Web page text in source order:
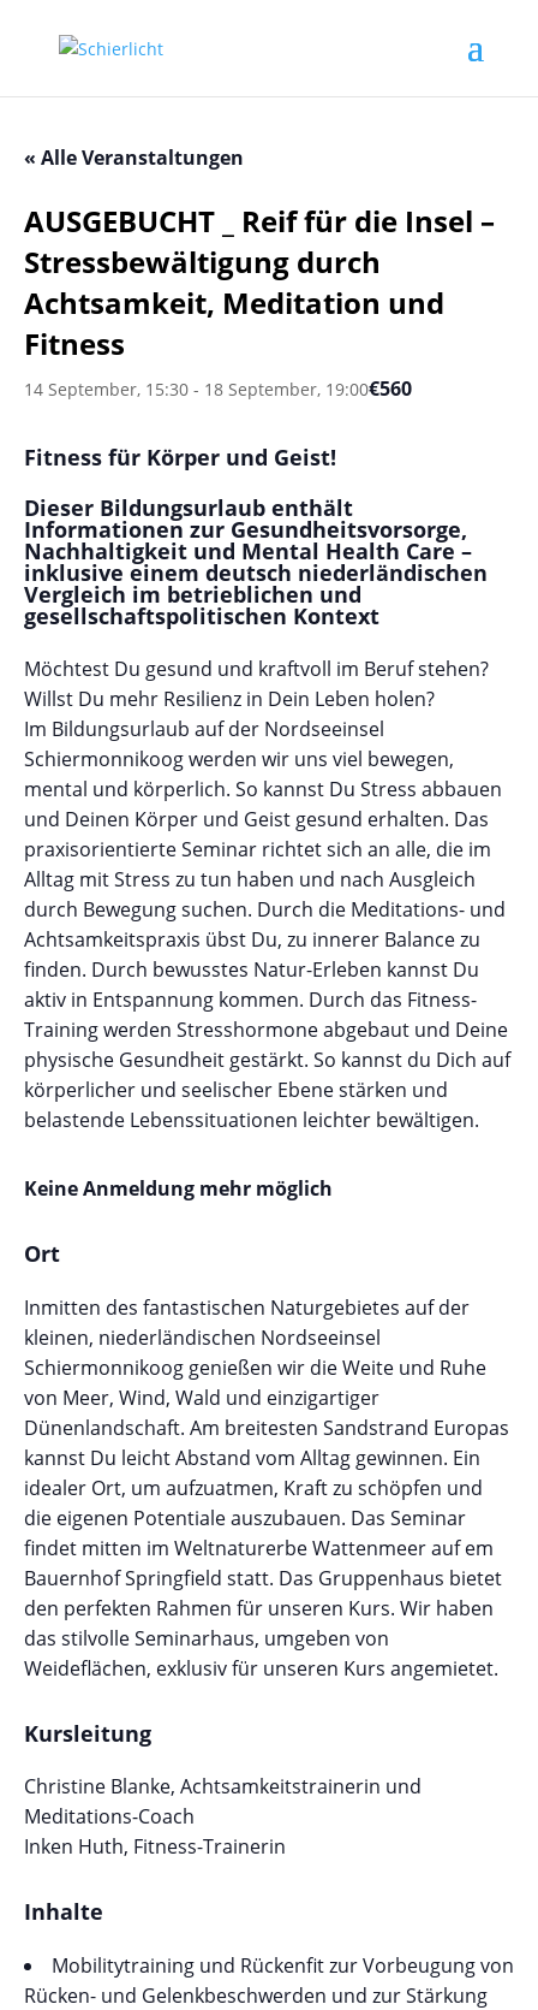
« Alle Veranstaltungen
AUSGEBUCHT _ Reif für die Insel –
Stressbewältigung durch
Achtsamkeit, Meditation und
Fitness
14 September, 15:30 - 18 September, 19:00€560
Fitness für Körper und Geist!
Dieser Bildungsurlaub enthält
Informationen zur Gesundheitsvorsorge,
Nachhaltigkeit und Mental Health Care –
inklusive einem deutsch niederländischen
Vergleich im betrieblichen und
gesellschaftspolitischen Kontext
Möchtest Du gesund und kraftvoll im Beruf stehen?
Willst Du mehr Resilienz in Dein Leben holen?
Im Bildungsurlaub auf der Nordseeinsel
Schiermonnikoog werden wir uns viel bewegen,
mental und körperlich. So kannst Du Stress abbauen
und Deinen Körper und Geist gesund erhalten. Das
praxisorientierte Seminar richtet sich an alle, die im
Alltag mit Stress zu tun haben und nach Ausgleich
durch Bewegung suchen. Durch die Meditations- und
Achtsamkeitspraxis übst Du, zu innerer Balance zu
finden. Durch bewusstes Natur-Erleben kannst Du
aktiv in Entspannung kommen. Durch das Fitness-
Training werden Stresshormone abgebaut und Deine
physische Gesundheit gestärkt. So kannst du Dich auf
körperlicher und seelischer Ebene stärken und
belastende Lebenssituationen leichter bewältigen.
Keine Anmeldung mehr möglich
Ort
Inmitten des fantastischen Naturgebietes auf der
kleinen, niederländischen Nordseeinsel
Schiermonnikoog genießen wir die Weite und Ruhe
von Meer, Wind, Wald und einzigartiger
Dünenlandschaft. Am breitesten Sandstrand Europas
kannst Du leicht Abstand vom Alltag gewinnen. Ein
idealer Ort, um aufzuatmen, Kraft zu schöpfen und
die eigenen Potentiale auszubauen. Das Seminar
findet mitten im Weltnaturerbe Wattenmeer auf em
Bauernhof Springfield statt. Das Gruppenhaus bietet
den perfekten Rahmen für unseren Kurs. Wir haben
das stilvolle Seminarhaus, umgeben von
Weideflächen, exklusiv für unseren Kurs angemietet.
Kursleitung
Christine Blanke, Achtsamkeitstrainerin und
Meditations-Coach
Inken Huth, Fitness-Trainerin
Inhalte
Mobilitytraining und Rückenfit zur Vorbeugung von
Rücken- und Gelenkbeschwerden und zur Stärkung